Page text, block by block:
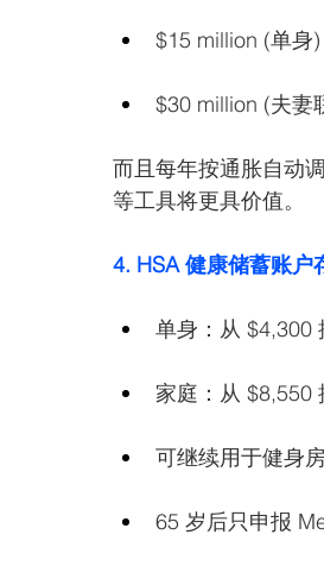
$15 million (单身)
$30 million (夫妻
而且每年按通胀自动
等工具将更具价值。
4. HSA 健康储蓄账户
单身：从 $4,300
家庭：从 $8,550
可继续用于健身
65 岁后只申报